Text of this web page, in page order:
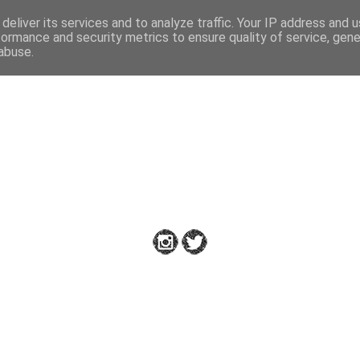
its services and to analyze traffic. Your IP address and
and security metrics to ensure quality of service,